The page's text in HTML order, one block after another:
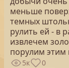
меньше
темных
рулить ей - в
извлечем
порулим этим
5к 0